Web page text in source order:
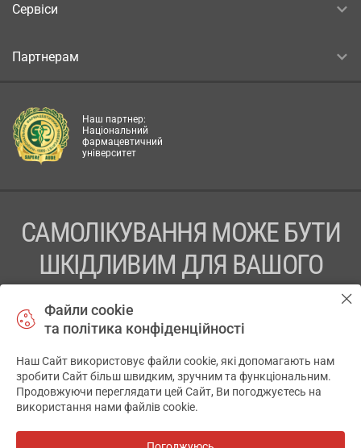
Сервіси
Партнерам
Наш партнер:
Національний
фармацевтичний
університет
САМОЛІКУВАННЯ МОЖЕ БУТИ
ШКІДЛИВИМ ДЛЯ ВАШОГО
ПЕРЕД ЗАСТОСУВАННЯМ ПРЕПАРАТУ ПРОКОНСУЛЬТУЙТЕСЬ
ТОВ «АПТЕКА 911.ЮА» Код ЄДРПОУ 43631965.
Відмова від відповідальності
© 2014-2026. Медична інформаційна система АПТЕКА911.ЮА
Файли cookie
та політика конфіденційності
Наш Сайт використовує файли cookie, які допомагають нам
зробити Сайт більш швидким, зручним та функціональним.
Продовжуючи переглядати цей Сайт, Ви погоджуєтесь на
використання нами файлів cookie.
✕